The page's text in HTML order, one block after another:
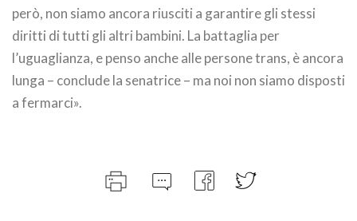
però, non siamo ancora riusciti a garantire gli stessi
diritti di tutti gli altri bambini. La battaglia per
l’uguaglianza, e penso anche alle persone trans, è ancora
lunga – conclude la senatrice – ma noi non siamo disposti
a fermarci».